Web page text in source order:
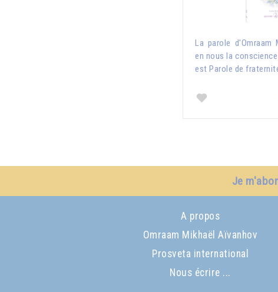
La parole d'Omraam
en nous la
est Parole de
Je
A propos
Omraam Mikhaël Aïvanhov
Prosveta international
Nous écrire ...